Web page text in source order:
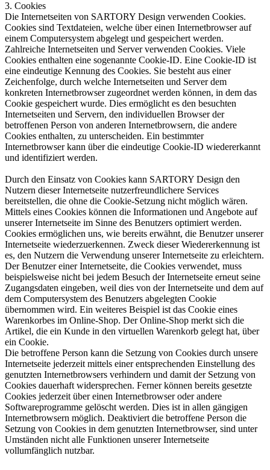
3. Cookies
Die Internetseiten von SARTORY Design verwenden Cookies.
Cookies sind Textdateien, welche über einen Internetbrowser auf
einem Computersystem abgelegt und gespeichert werden.
Zahlreiche Internetseiten und Server verwenden Cookies. Viele
Cookies enthalten eine sogenannte Cookie-ID. Eine Cookie-ID ist
eine eindeutige Kennung des Cookies. Sie besteht aus einer
Zeichenfolge, durch welche Internetseiten und Server dem
konkreten Internetbrowser zugeordnet werden können, in dem das
Cookie gespeichert wurde. Dies ermöglicht es den besuchten
Internetseiten und Servern, den individuellen Browser der
betroffenen Person von anderen Internetbrowsern, die andere
Cookies enthalten, zu unterscheiden. Ein bestimmter
Internetbrowser kann über die eindeutige Cookie-ID wiedererkannt
und identifiziert werden.
Durch den Einsatz von Cookies kann SARTORY Design den
Nutzern dieser Internetseite nutzerfreundlichere Services
bereitstellen, die ohne die Cookie-Setzung nicht möglich wären.
Mittels eines Cookies können die Informationen und Angebote auf
unserer Internetseite im Sinne des Benutzers optimiert werden.
Cookies ermöglichen uns, wie bereits erwähnt, die Benutzer unserer
Internetseite wiederzuerkennen. Zweck dieser Wiedererkennung ist
es, den Nutzern die Verwendung unserer Internetseite zu erleichtern.
Der Benutzer einer Internetseite, die Cookies verwendet, muss
beispielsweise nicht bei jedem Besuch der Internetseite erneut seine
Zugangsdaten eingeben, weil dies von der Internetseite und dem auf
dem Computersystem des Benutzers abgelegten Cookie
übernommen wird. Ein weiteres Beispiel ist das Cookie eines
Warenkorbes im Online-Shop. Der Online-Shop merkt sich die
Artikel, die ein Kunde in den virtuellen Warenkorb gelegt hat, über
ein Cookie.
Die betroffene Person kann die Setzung von Cookies durch unsere
Internetseite jederzeit mittels einer entsprechenden Einstellung des
genutzten Internetbrowsers verhindern und damit der Setzung von
Cookies dauerhaft widersprechen. Ferner können bereits gesetzte
Cookies jederzeit über einen Internetbrowser oder andere
Softwareprogramme gelöscht werden. Dies ist in allen gängigen
Internetbrowsern möglich. Deaktiviert die betroffene Person die
Setzung von Cookies in dem genutzten Internetbrowser, sind unter
Umständen nicht alle Funktionen unserer Internetseite
vollumfänglich nutzbar.